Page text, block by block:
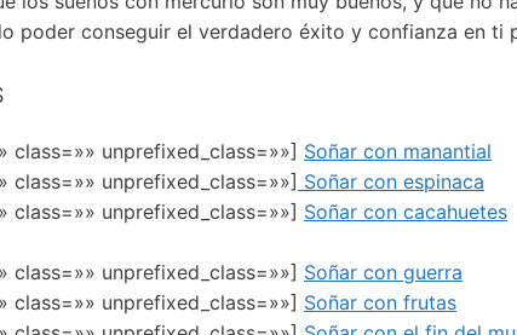
poder conseguir el verdadero éxito y confianza en ti
unprefixed_class=»»] Soñar con manantial
unprefixed_class=»»] Soñar con espinaca
unprefixed_class=»»] Soñar con cacahuetes
unprefixed_class=»»] Soñar con guerra
unprefixed_class=»»] Soñar con frutas